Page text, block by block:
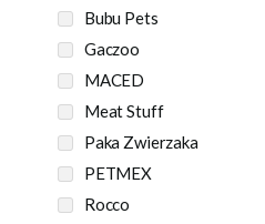
Bubu Pets
Gaczoo
MACED
Meat Stuff
Paka Zwierzaka
PETMEX
Rocco